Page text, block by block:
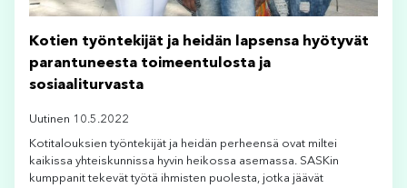
Kotien työntekijät ja heidän lapsensa hyötyvät
parantuneesta toimeentulosta ja
sosiaaliturvasta
Uutinen 10.5.2022
Kotitalouksien työntekijät ja heidän perheensä ovat miltei
kaikissa yhteiskunnissa hyvin heikossa asemassa. SASKin
kumppanit tekevät työtä ihmisten puolesta, jotka jäävät